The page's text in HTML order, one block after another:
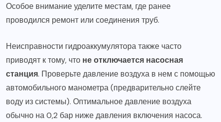
Особое внимание уделите местам, где ранее
проводился ремонт или соединения труб.
Неисправности гидроаккумулятора также часто
приводят к тому, что не отключается насосная
станция. Проверьте давление воздуха в нем с помощью
автомобильного манометра (предварительно слейте
воду из системы). Оптимальное давление воздуха
обычно на 0,2 бар ниже давления включения насоса.